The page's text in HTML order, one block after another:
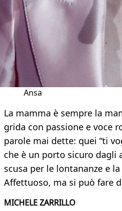
Ansa
La mamma è sempre la
grida con passione e voce
parole mai dette: quei “ti
che è un porto sicuro dagli
scusa per le lontananze e
Affettuoso, ma si può fare
MICHELE ZARRILLO